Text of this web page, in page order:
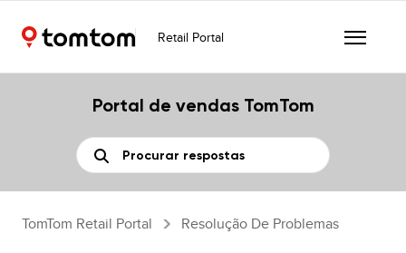
Retail Portal
Portal de vendas TomTom
TomTom Retail Portal Resolução De Problemas